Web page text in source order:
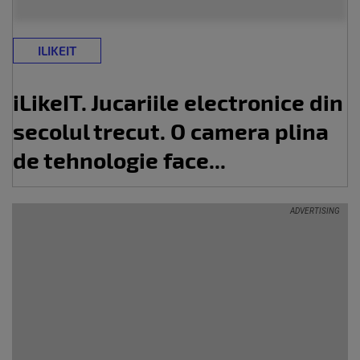
ILIKEIT
iLikeIT. Jucariile electronice din
secolul trecut. O camera plina
de tehnologie face...